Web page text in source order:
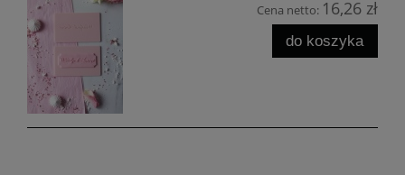
Cena netto: 16,26 zł
do koszyka